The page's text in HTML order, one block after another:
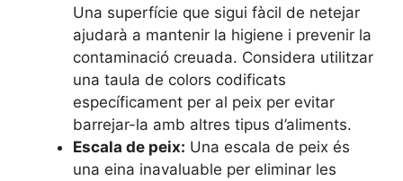
Una superfície que sigui fàcil de netejar
ajudarà a mantenir la higiene i prevenir la
contaminació creuada. Considera utilitzar
una taula de colors codificats
específicament per al peix per evitar
barrejar-la amb altres tipus d’aliments.
Escala de peix: Una escala de peix és
una eina inavaluable per eliminar les